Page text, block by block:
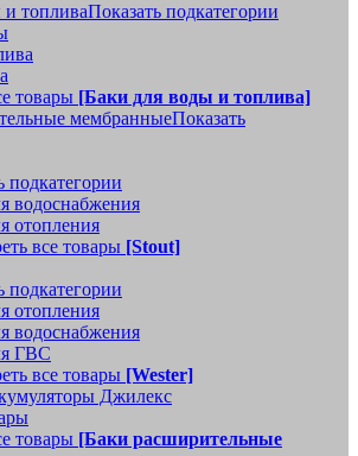
топливаПоказать подкатегории
товары [Баки для воды и топлива]
мембранныеПоказать
подкатегории
водоснабжения
отопления
все товары [Stout]
подкатегории
отопления
водоснабжения
ГВС
все товары [Wester]
Джилекс
товары [Баки расширительные